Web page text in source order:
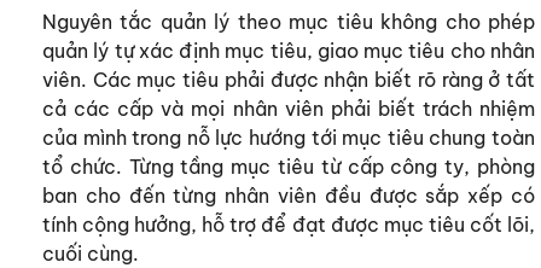
Nguyên tắc quản lý theo mục tiêu không cho phép
quản lý tự xác định mục tiêu, giao mục tiêu cho nhân
viên. Các mục tiêu phải được nhận biết rõ ràng ở tất
cả các cấp và mọi nhân viên phải biết trách nhiệm
của mình trong nỗ lực hướng tới mục tiêu chung toàn
tổ chức. Từng tầng mục tiêu từ cấp công ty, phòng
ban cho đến từng nhân viên đều được sắp xếp có
tính cộng hưởng, hỗ trợ để đạt được mục tiêu cốt lõi,
cuối cùng.